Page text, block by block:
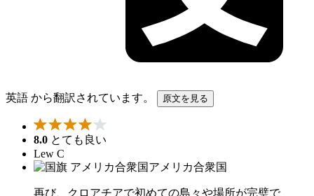
英語 から翻訳されています。 原文を見る
8.0 とても良い
Lew C
アメリカ合衆国
再び、クロアチアで初めての島々や場所が完璧で